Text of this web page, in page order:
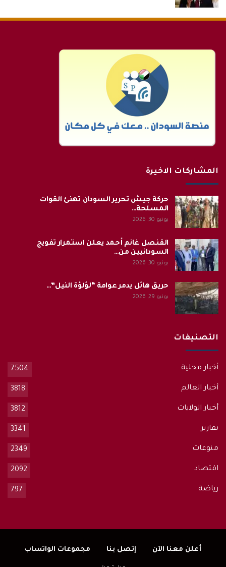
المشاركات الاخيرة
حركة جيش تحرير السودان تهنئ القوات
المسلحة…
يونيو 30, 2026
القنصل غانم أحمد يعلن استمرار تفويج
السودانيين من…
يونيو 30, 2026
حريق هائل يدمر عوامة “لؤلؤة النيل”…
يونيو 29, 2026
التصنيفات
أخبار محلية 7504
أخبار العالم 3818
أخبار الولايات 3812
تقارير 3341
منوعات 2349
اقتصاد 2092
رياضة 797
أعلن معنا الآن إتصل بنا مجموعات الواتساب